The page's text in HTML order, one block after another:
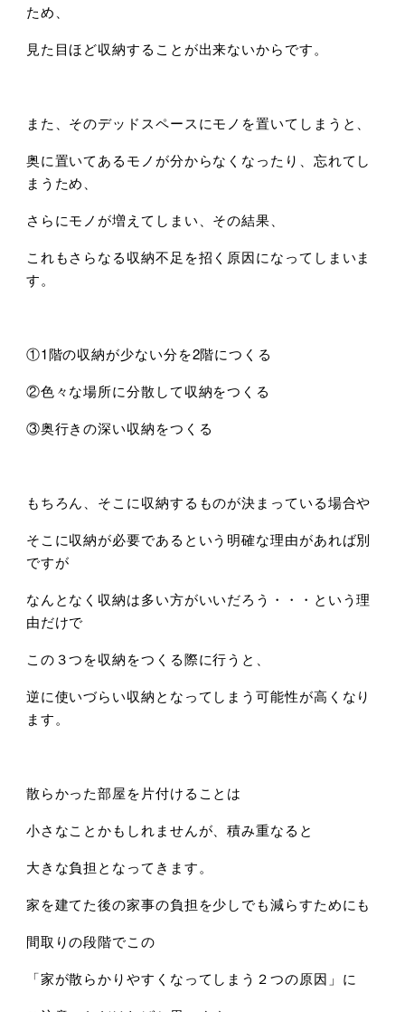
ため、
見た目ほど収納することが出来ないからです。
また、そのデッドスペースにモノを置いてしまうと、
奥に置いてあるモノが分からなくなったり、忘れてし
まうため、
さらにモノが増えてしまい、その結果、
これもさらなる収納不足を招く原因になってしまいま
す。
①1階の収納が少ない分を2階につくる
②色々な場所に分散して収納をつくる
③奥行きの深い収納をつくる
もちろん、そこに収納するものが決まっている場合や
そこに収納が必要であるという明確な理由があれば別
ですが
なんとなく収納は多い方がいいだろう・・・という理
由だけで
この３つを収納をつくる際に行うと、
逆に使いづらい収納となってしまう可能性が高くなり
ます。
散らかった部屋を片付けることは
小さなことかもしれませんが、積み重なると
大きな負担となってきます。
家を建てた後の家事の負担を少しでも減らすためにも
間取りの段階でこの
「家が散らかりやすくなってしまう２つの原因」に